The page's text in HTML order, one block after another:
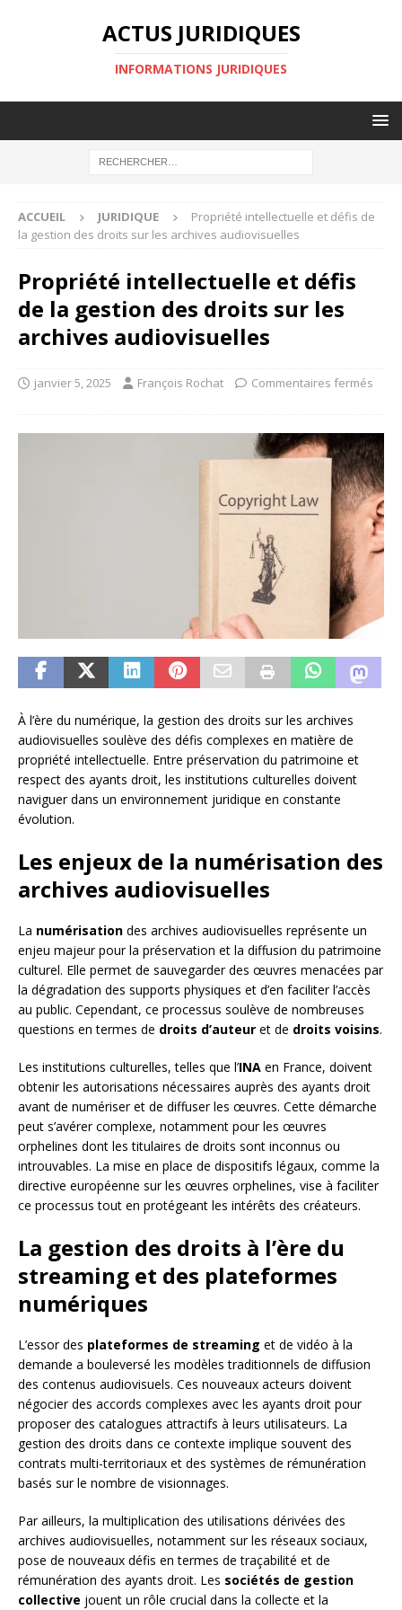
ACTUS JURIDIQUES
INFORMATIONS JURIDIQUES
ACCUEIL JURIDIQUE
Propriété intellectuelle et défis de
la gestion des droits sur les archives audiovisuelles
Propriété intellectuelle et défis
de la gestion des droits sur les
archives audiovisuelles
janvier 5, 2025 François Rochat Commentaires fermés
À l’ère du numérique, la gestion des droits sur les archives
audiovisuelles soulève des défis complexes en matière de
propriété intellectuelle. Entre préservation du patrimoine et
respect des ayants droit, les institutions culturelles doivent
naviguer dans un environnement juridique en constante
évolution.
Les enjeux de la numérisation des
archives audiovisuelles
La numérisation des archives audiovisuelles représente un
enjeu majeur pour la préservation et la diffusion du patrimoine
culturel. Elle permet de sauvegarder des œuvres menacées par
la dégradation des supports physiques et d’en faciliter l’accès
au public. Cependant, ce processus soulève de nombreuses
questions en termes de droits d’auteur et de droits voisins.
Les institutions culturelles, telles que l’INA en France, doivent
obtenir les autorisations nécessaires auprès des ayants droit
avant de numériser et de diffuser les œuvres. Cette démarche
peut s’avérer complexe, notamment pour les œuvres
orphelines dont les titulaires de droits sont inconnus ou
introuvables. La mise en place de dispositifs légaux, comme la
directive européenne sur les œuvres orphelines, vise à faciliter
ce processus tout en protégeant les intérêts des créateurs.
La gestion des droits à l’ère du
streaming et des plateformes
numériques
L’essor des plateformes de streaming et de vidéo à la
demande a bouleversé les modèles traditionnels de diffusion
des contenus audiovisuels. Ces nouveaux acteurs doivent
négocier des accords complexes avec les ayants droit pour
proposer des catalogues attractifs à leurs utilisateurs. La
gestion des droits dans ce contexte implique souvent des
contrats multi-territoriaux et des systèmes de rémunération
basés sur le nombre de visionnages.
Par ailleurs, la multiplication des utilisations dérivées des
archives audiovisuelles, notamment sur les réseaux sociaux,
pose de nouveaux défis en termes de traçabilité et de
rémunération des ayants droit. Les sociétés de gestion
collective jouent un rôle crucial dans la collecte et la